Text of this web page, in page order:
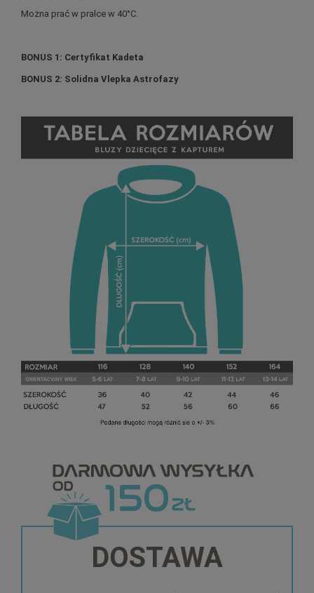
Można prać w pralce w 40°C.
BONUS 1: Certyfikat Kadeta
BONUS 2: Solidna Vlepka Astrofazy
DOSTAWA